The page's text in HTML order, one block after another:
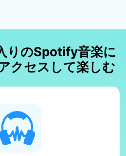
りのSpotify音楽に
クセスして楽しむ